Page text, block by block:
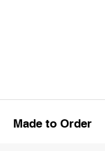
Made to Order